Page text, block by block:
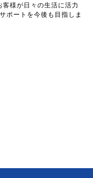
様が日々の生活に活力
ポートを今後も目指しま